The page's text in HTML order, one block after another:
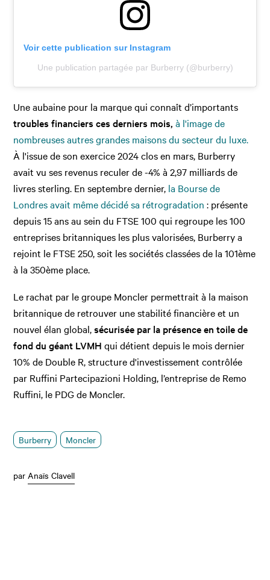
Voir cette publication sur Instagram
Une publication partagée par Burberry (@burberry)
Une aubaine pour la marque qui connaît d’importants
troubles financiers ces derniers mois,à l'image de
nombreuses autres grandes maisons du secteur du luxe.
À l'issue de son exercice 2024 clos en mars, Burberry
avait vu ses revenus reculer de -4% à 2,97 milliards de
livres sterling. En septembre dernier, la Bourse de
Londres avait même décidé sa rétrogradation : présente
depuis 15 ans au sein du FTSE 100 qui regroupe les 100
entreprises britanniques les plus valorisées, Burberry a
rejoint le FTSE 250, soit les sociétés classées de la 101ème
à la 350ème place.
Le rachat par le groupe Moncler permettrait à la maison
britannique de retrouver une stabilité financière et un
nouvel élan global,sécurisée par la présence en toile de
fond du géant LVMH qui détient depuis le mois dernier
10% de Double R, structure d'investissement contrôlée
par Ruffini Partecipazioni Holding, l’entreprise de Remo
Ruffini, le PDG de Moncler.
Burberry Moncler
parAnaïs Clavell